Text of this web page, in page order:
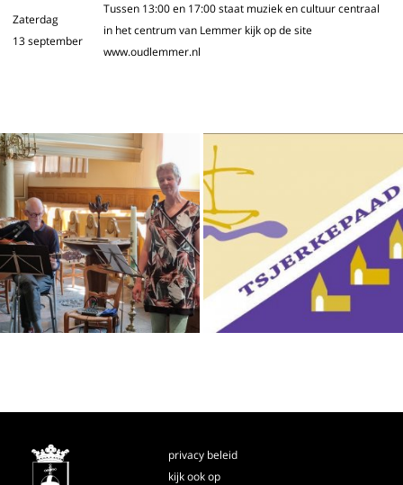
Zaterdag
13 september
Tussen 13:00 en 17:00 staat muziek en cultuur centraal
in het centrum van Lemmer kijk op de site
www.oudlemmer.nl
privacy beleid
kijk ook op